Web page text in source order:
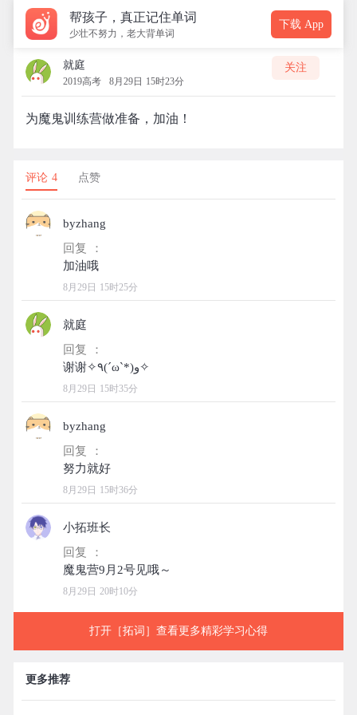
帮孩子，真正记住单词
少壮不努力，老大背单词
下载 App
就庭
2019高考 8月29日 15时23分
关注
为魔鬼训练营做准备，加油！
评论 4 点赞
byzhang
回复 ：
8月29日 15时25分
就庭
回复 ：
8月29日 15时35分
byzhang
回复 ：
8月29日 15时36分
小拓班长
回复 ：
8月29日 20时10分
打开［拓词］查看更多精彩学习心得
更多推荐